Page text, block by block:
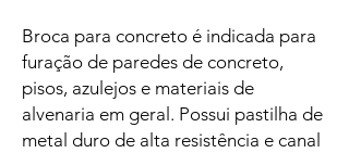
Broca para concreto é indicada para
furação de paredes de concreto,
pisos, azulejos e materiais de
alvenaria em geral. Possui pastilha de
metal duro de alta resistência e canal